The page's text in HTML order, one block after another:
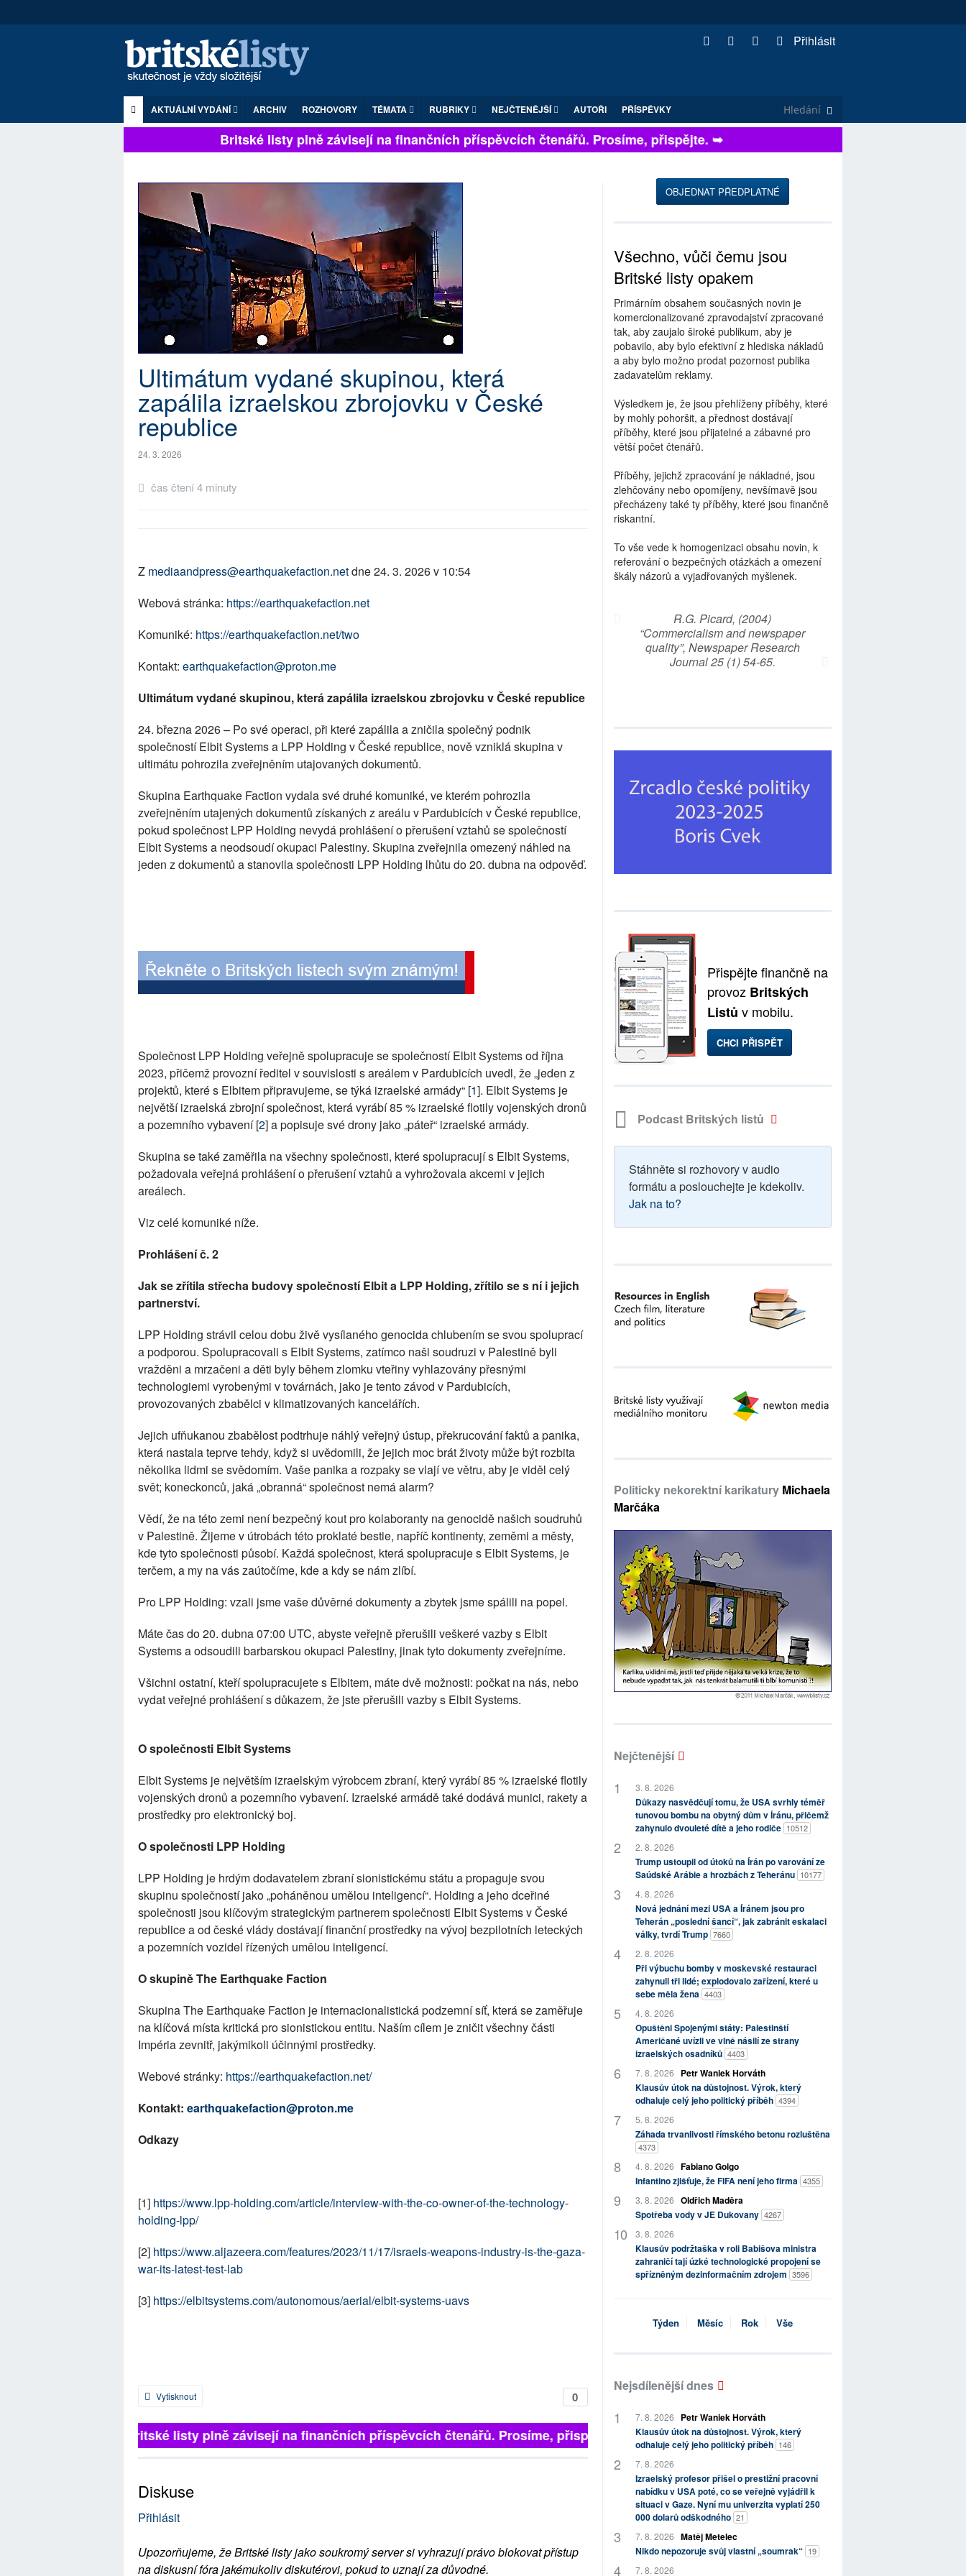
Přihlásit
AKTUÁLNÍ VYDÁNÍ ARCHIV ROZHOVORY TÉMATA RUBRIKY NEJČTENĚJŠÍ AUTOŘI PŘÍSPĚVKY
Britské listy plně závisejí na finančních příspěvcích čtenářů. Prosíme, přispějte. ➥
Ultimátum vydané skupinou, která
zapálila izraelskou zbrojovku v České
republice
24. 3. 2026
čas čtení 4 minuty
Z mediaandpress@earthquakefaction.netdne 24. 3. 2026 v 10:54
Webová stránka: https://earthquakefaction.net
Komuniké: https://earthquakefaction.net/two
Kontakt: earthquakefaction@proton.me
Ultimátum vydané skupinou, která zapálila izraelskou zbrojovku v České republice
24. března 2026 – Po své operaci, při které zapálila a zničila společný podnik
společností Elbit Systems a LPP Holding v České republice, nově vzniklá skupina v
ultimátu pohrozila zveřejněním utajovaných dokumentů.
Skupina Earthquake Faction vydala své druhé komuniké, ve kterém pohrozila
zveřejněním utajených dokumentů získaných z areálu v Pardubicích v České republice,
pokud společnost LPP Holding nevydá prohlášení o přerušení vztahů se společností
Elbit Systems a neodsoudí okupaci Palestiny. Skupina zveřejnila omezený náhled na
jeden z dokumentů a stanovila společnosti LPP Holding lhůtu do 20. dubna na odpověď.
Společnost LPP Holding veřejně spolupracuje se společností Elbit Systems od října
2023, přičemž provozní ředitel v souvislosti s areálem v Pardubicích uvedl, že „jeden z
projektů, které s Elbitem připravujeme, se týká izraelské armády“ [1]. Elbit Systems je
největší izraelská zbrojní společnost, která vyrábí 85 % izraelské flotily vojenských dronů
a pozemního vybavení [2] a popisuje své drony jako „páteř“ izraelské armády.
Skupina se také zaměřila na všechny společnosti, které spolupracují s Elbit Systems,
požadovala veřejná prohlášení o přerušení vztahů a vyhrožovala akcemi v jejich
areálech.
Viz celé komuniké níže.
Prohlášení č. 2
Jak se zřítila střecha budovy společností Elbit a LPP Holding, zřítilo se s ní i jejich
partnerství.
LPP Holding strávil celou dobu živě vysílaného genocida chlubením se svou spoluprací
a podporou. Spolupracovali s Elbit Systems, zatímco naši soudruzi v Palestině byli
vražděni a mrzačeni a děti byly během zlomku vteřiny vyhlazovány přesnými
technologiemi vyrobenými v továrnách, jako je tento závod v Pardubicích,
provozovaných zbabělci v klimatizovaných kancelářích.
Jejich ufňukanou zbabělost podtrhuje náhlý veřejný ústup, překrucování faktů a panika,
která nastala teprve tehdy, když si uvědomili, že jejich moc brát životy může být rozbita
několika lidmi se svědomím. Vaše panika a rozpaky se vlají ve větru, aby je viděl celý
svět; koneckonců, jaká „obranná“ společnost nemá alarm?
Vědí, že na této zemi není bezpečný kout pro kolaboranty na genocidě našich soudruhů
v Palestině. Žijeme v útrobách této proklaté bestie, napříč kontinenty, zeměmi a městy,
kde tyto společnosti působí. Každá společnost, která spolupracuje s Elbit Systems, je
terčem, a my na vás zaútočíme, kde a kdy se nám zlíbí.
Pro LPP Holding: vzali jsme vaše důvěrné dokumenty a zbytek jsme spálili na popel.
Máte čas do 20. dubna 07:00 UTC, abyste veřejně přerušili veškeré vazby s Elbit
Systems a odsoudili barbarskou okupaci Palestiny, jinak tyto dokumenty zveřejníme.
Všichni ostatní, kteří spolupracujete s Elbitem, máte dvě možnosti: počkat na nás, nebo
vydat veřejné prohlášení s důkazem, že jste přerušili vazby s Elbit Systems.
O společnosti Elbit Systems
Elbit Systems je největším izraelským výrobcem zbraní, který vyrábí 85 % izraelské flotily
vojenských dronů a pozemního vybavení. Izraelské armádě také dodává munici, rakety a
prostředky pro elektronický boj.
O společnosti LPP Holding
LPP Holding je hrdým dodavatelem zbraní sionistickému státu a propaguje svou
skupinu společností jako „poháněnou umělou inteligencí“. Holding a jeho dceřiné
společnosti jsou klíčovým strategickým partnerem společnosti Elbit Systems v České
republice a od české vlády dostávají finanční prostředky na vývoj bezpilotních leteckých
a pozemních vozidel řízených umělou inteligencí.
O skupině The Earthquake Faction
Skupina The Earthquake Faction je internacionalistická podzemní síť, která se zaměřuje
na klíčová místa kritická pro sionistickou entitu. Naším cílem je zničit všechny části
Impéria zevnitř, jakýmikoli účinnými prostředky.
Webové stránky: https://earthquakefaction.net/
Kontakt: earthquakefaction@proton.me
Odkazy
[1] https://www.lpp-holding.com/article/interview-with-the-co-owner-of-the-technology-
holding-lpp/
[2] https://www.aljazeera.com/features/2023/11/17/israels-weapons-industry-is-the-gaza-
war-its-latest-test-lab
[3] https://elbitsystems.com/autonomous/aerial/elbit-systems-uavs
0
Vytisknout
Britské listy plně závisejí na finančních příspěvcích čtenářů. Prosíme, přispějte. ➥
Diskuse
Přihlásit
Upozorňujeme, že Britské listy jako soukromý server si vyhrazují právo blokovat přístup
na diskusní fóra jakémukoliv diskutérovi, pokud to uznají za důvodné.
OBJEDNAT PŘEDPLATNÉ
Všechno, vůči čemu jsou
Britské listy opakem
Primárním obsahem současných novin je
komercionalizované zpravodajství zpracované
tak, aby zaujalo široké publikum, aby je
pobavilo, aby bylo efektivní z hlediska nákladů
a aby bylo možno prodat pozornost publika
zadavatelům reklamy.
Výsledkem je, že jsou přehlíženy příběhy, které
by mohly pohoršit, a přednost dostávají
příběhy, které jsou přijatelné a zábavné pro
větší počet čtenářů.
Příběhy, jejichž zpracování je nákladné, jsou
zlehčovány nebo opomíjeny, nevšímavě jsou
přecházeny také ty příběhy, které jsou finančně
riskantní.
To vše vede k homogenizaci obsahu novin, k
referování o bezpečných otázkách a omezení
škály názorů a vyjadřovaných myšlenek.
R.G. Picard, (2004)
“Commercialism and newspaper
quality”, Newspaper Research
Journal 25 (1) 54-65.
Přispějte finančně na
provoz Britských
Listů v mobilu.
CHCI PŘISPĚT
Podcast Britských listů
Stáhněte si rozhovory v audio
formátu a poslouchejte je kdekoliv.
Jak na to?
Politicky nekorektní karikatury Michaela
Marčáka
Nejčtenější
3. 8. 2026
Důkazy nasvědčují tomu, že USA svrhly téměř
tunovou bombu na obytný dům v Íránu, přičemž
zahynulo dvouleté dítě a jeho rodiče 10512
2. 8. 2026
Trump ustoupil od útoků na Írán po varování ze
Saúdské Arábie a hrozbách z Teheránu 10177
4. 8. 2026
Nová jednání mezi USA a Íránem jsou pro
Teherán „poslední šancí“, jak zabránit eskalaci
války, tvrdí Trump 7660
2. 8. 2026
Při výbuchu bomby v moskevské restauraci
zahynuli tři lidé; explodovalo zařízení, které u
sebe měla žena 4403
4. 8. 2026
Opuštěni Spojenými státy: Palestinští
Američané uvízli ve vlně násilí ze strany
izraelských osadníků 4403
7. 8. 2026
Petr Waniek Horváth
Klausův útok na důstojnost. Výrok, který
odhaluje celý jeho politický příběh 4394
5. 8. 2026
Záhada trvanlivosti římského betonu rozluštěna
4373
4. 8. 2026 Fabiano Golgo
Infantino zjišťuje, že FIFA není jeho firma 4355
3. 8. 2026 Oldřich Maděra
Spotřeba vody v JE Dukovany 4267
3. 8. 2026
Klausův podržtaška v roli Babišova ministra
zahraničí tají úzké technologické propojení se
spřízněným dezinformačním zdrojem 3596
Týden Měsíc Rok Vše
Nejsdílenější dnes
7. 8. 2026
Petr Waniek Horváth
Klausův útok na důstojnost. Výrok, který
odhaluje celý jeho politický příběh 146
7. 8. 2026
Izraelský profesor přišel o prestižní pracovní
nabídku v USA poté, co se veřejně vyjádřil k
situaci v Gaze. Nyní mu univerzita vyplatí 250
000 dolarů odškodného 21
7. 8. 2026 Matěj Metelec
Nikdo nepozoruje svůj vlastní „soumrak“ 19
7. 8. 2026